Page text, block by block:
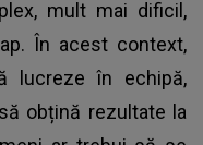
mult mai dificil,
În acest context,
lucreze în echipă,
obțină rezultate la